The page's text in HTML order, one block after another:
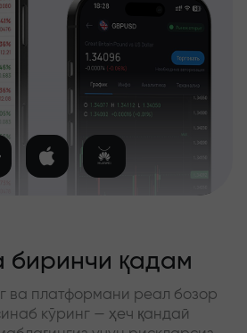
биринчи қадам
ва платформани реал бозор
кўринг — ҳеч қандай